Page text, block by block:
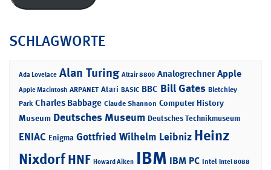
SCHLAGWORTE
Ada Lovelace Alan Turing Altair 8800 Analogrechner Apple
Apple Macintosh ARPANET Atari BASIC BBC Bill Gates Bletchley
Park Charles Babbage Claude Shannon Computer History
Museum Deutsches Museum Deutsches Technikmuseum
ENIAC Enigma Gottfried Wilhelm Leibniz Heinz
NixdorfHNF Howard Aiken IBM IBM PC Intel Intel 8088